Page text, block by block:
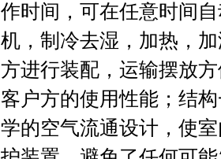
作时间，可在任意时间自
机，制冷去湿，加热
方进行装配，运输摆放方
客户方的使用性能；结构
学的空气流通设计，使